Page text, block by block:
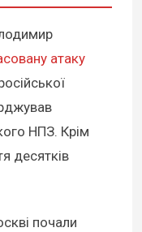
атаку
НПЗ. Крім
десятків
почали